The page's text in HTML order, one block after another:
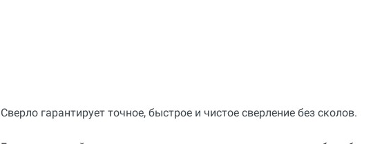
Сверло гарантирует точное, быстрое и чистое сверление без сколов.